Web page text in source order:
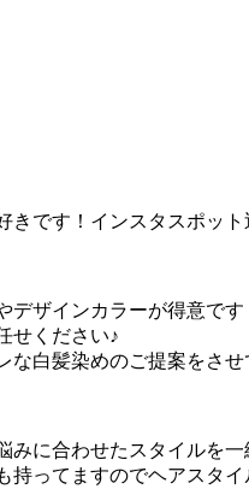
きです！インスタスポッ
ザインカラーが得意です
せください♪
な白髪染めのご提案をさ
みに合わせたスタイルを
持ってますのでヘアスタ